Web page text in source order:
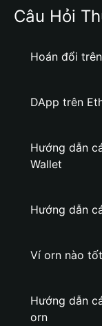
Câu Hỏi
Hoán đổi
DApp trên
Hướng dẫn
Wallet
Hướng dẫn
Ví orn nào
Hướng dẫn
orn